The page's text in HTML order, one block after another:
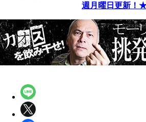
週月曜日更新！